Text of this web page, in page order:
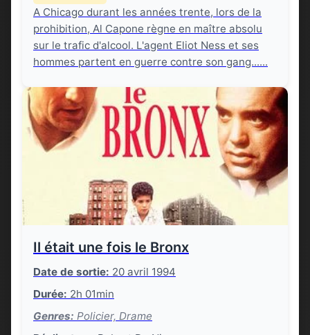
A Chicago durant les années trente, lors de la
prohibition, Al Capone règne en maître absolu
sur le trafic d'alcool. L'agent Eliot Ness et ses
hommes partent en guerre contre son gang......
Il était une fois le Bronx
Date de sortie: 20 avril 1994
Durée: 2h 01min
Genres: Policier, Drame